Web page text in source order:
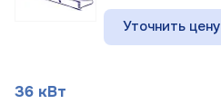
Уточнить цену
36 кВт